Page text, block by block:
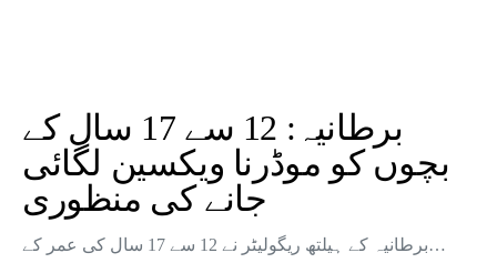
برطانیہ: 12 سے 17 سال کے
بچوں کو موڈرنا ویکسین لگائی
جانے کی منظوری
برطانیہ کے ہیلتھ ریگولیٹر نے 12 سے 17 سال کی عمر کے…